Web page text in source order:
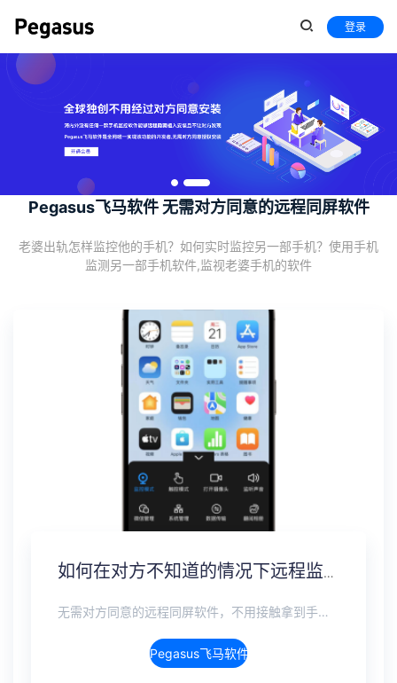
登录
Pegasus飞马软件 无需对方同意的远程同屏软件
老婆出轨怎样监控他的手机？如何实时监控另一部手机？使用手机
监测另一部手机软件,监视老婆手机的软件
如何在对方不知道的情况下远程监控手机，完全隐蔽实时监控方案
无需对方同意的远程同屏软件，不用接触拿到手机安装，支持实时同步查看微信、抖音、WhatsApp、Facebook 等主流社交软件的聊天记录，同时具备通话监听、环境录音、远程开启摄像头、持续定位追踪等全面功能。 整个过程全程隐蔽运行，无任何提示、无通知提醒、不留使用痕迹。 适用于多种场景，安全稳定，真正实现对目标设备一举一动的无感同屏监视。
Pegasus飞马软件介绍